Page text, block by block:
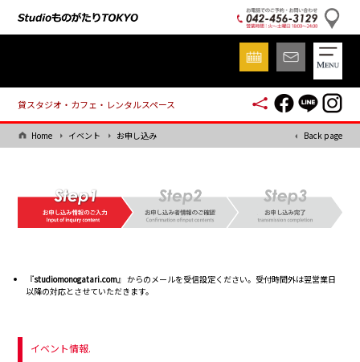
貸スタジオ・カフェ・レンタルスペース
Home イベント お申し込み Back page
『studiomonogatari.com』 からのメールを受信設定ください。受付時間外は翌営業日
以降の対応とさせていただきます。
イベント情報.